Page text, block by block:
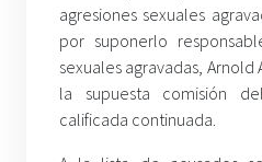
agresiones sexuales
por suponerlo
sexuales agravadas,
la supuesta comisión
calificada continuada.